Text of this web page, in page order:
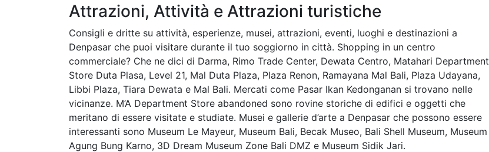
Attrazioni, Attività e Attrazioni turistiche
Consigli e dritte su attività, esperienze, musei, attrazioni, eventi, luoghi e destinazioni a
Denpasar che puoi visitare durante il tuo soggiorno in città. Shopping in un centro
commerciale? Che ne dici di Darma, Rimo Trade Center, Dewata Centro, Matahari Department
Store Duta Plasa, Level 21, Mal Duta Plaza, Plaza Renon, Ramayana Mal Bali, Plaza Udayana,
Libbi Plaza, Tiara Dewata e Mal Bali. Mercati come Pasar Ikan Kedonganan si trovano nelle
vicinanze. M’A Department Store abandoned sono rovine storiche di edifici e oggetti che
meritano di essere visitate e studiate. Musei e gallerie d’arte a Denpasar che possono essere
interessanti sono Museum Le Mayeur, Museum Bali, Becak Museo, Bali Shell Museum, Museum
Agung Bung Karno, 3D Dream Museum Zone Bali DMZ e Museum Sidik Jari.